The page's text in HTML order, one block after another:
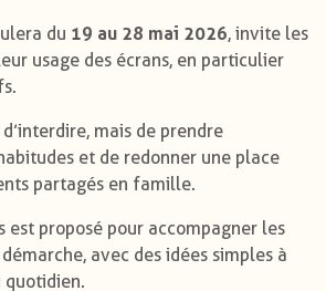
du 19 au 28 mai 2026, invite les
usage des écrans, en particulier
d’interdire, mais de prendre
et de redonner une place
partagés en famille.
est proposé pour accompagner les
avec des idées simples à
quotidien.